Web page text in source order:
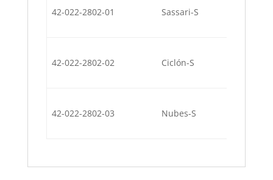
42-022-2802-01 Sassari-S
42-022-2802-02 Ciclón-S
42-022-2802-03 Nubes-S